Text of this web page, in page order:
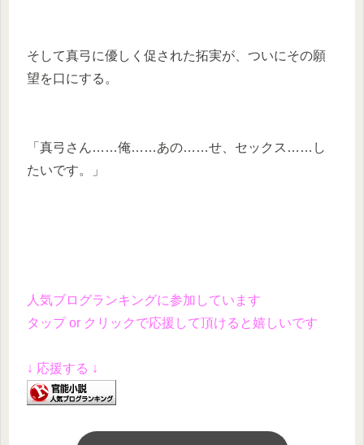
そして真弓に優しく促された拓実が、ついにその願
望を口にする。
「真弓さん……俺……あの……せ、セックス……し
たいです。」
人気ブログランキングに参加しています
タップ or クリックで応援して頂けると嬉しいです
↓ 応援する ↓